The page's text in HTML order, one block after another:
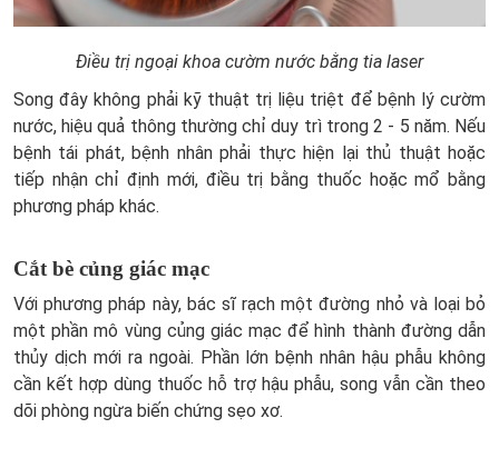
Điều trị ngoại khoa cườm nước bằng tia laser
Song đây không phải kỹ thuật trị liệu triệt để bệnh lý cườm
nước, hiệu quả thông thường chỉ duy trì trong 2 - 5 năm. Nếu
bệnh tái phát, bệnh nhân phải thực hiện lại thủ thuật hoặc
tiếp nhận chỉ định mới, điều trị bằng thuốc hoặc mổ bằng
phương pháp khác.
Cắt bè củng giác mạc
Với phương pháp này, bác sĩ rạch một đường nhỏ và loại bỏ
một phần mô vùng củng giác mạc để hình thành đường dẫn
thủy dịch mới ra ngoài. Phần lớn bệnh nhân hậu phẫu không
cần kết hợp dùng thuốc hỗ trợ hậu phẫu, song vẫn cần theo
dõi phòng ngừa biến chứng sẹo xơ.